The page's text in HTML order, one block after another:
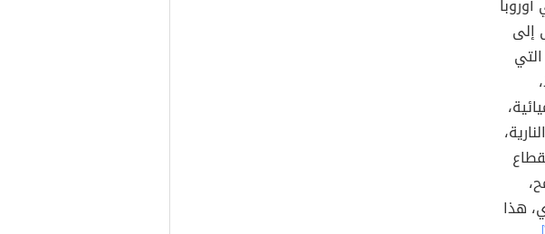
أوروبا
إلى
هذا